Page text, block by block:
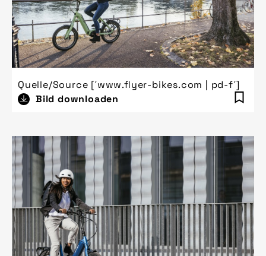
Quelle/Source [´www.flyer-bikes.com | pd-f´]
Bild downloaden